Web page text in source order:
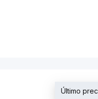
Último